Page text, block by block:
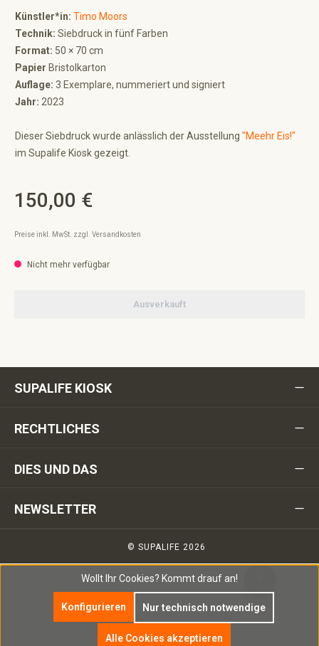
Künstler*in: Timo Moors
Technik: Siebdruck in fünf Farben
Format: 50 × 70 cm
Papier Bristolkarton
Auflage: 3 Exemplare, nummeriert und signiert
Jahr: 2023
Dieser Siebdruck wurde anlässlich der Ausstellung "Meehr Eis!"
im Supalife Kiosk gezeigt.
Regulärer Preis:
150,00 €
Preise inkl. MwSt. zzgl. Versandkosten
Nicht mehr verfügbar
Ausverkauft
SUPALIFE KIOSK
RECHTLICHES
DIES UND DAS
NEWSLETTER
© SUPALIFE 2026
Wollt Ihr Cookies? Kommt drauf an!
Nur technisch notwendige
Konfigurieren
Alle Cookies akzeptieren